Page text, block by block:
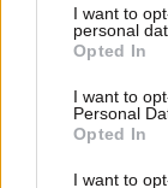
not limited to
grant or deny
use your data
consent section.
I want to
personal
Opted In
I want to
Personal
Opted In
I want to